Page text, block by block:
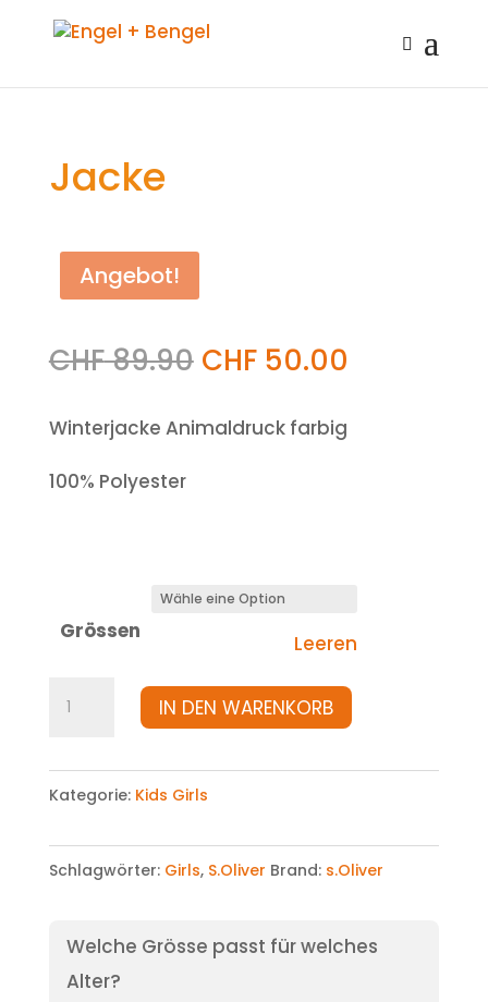
Jacke
Angebot!
CHF89.90 CHF50.00
Winterjacke Animaldruck farbig
100% Polyester
Grössen
Leeren
Jacke
IN DEN WARENKORB
Kategorie: Kids Girls
Schlagwörter: Girls, S.Oliver Brand: s.Oliver
Welche Grösse passt für welches
Alter?